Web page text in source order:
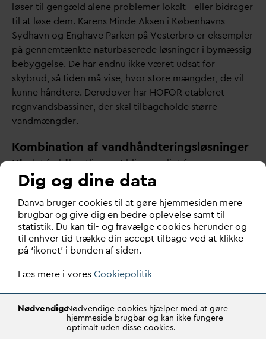
løser til gengæld alene problemer lokalt - eller bidrager
til at løse dem. Karens Minde Aksen i Københavns
Sydhavn og Enghave Parken på Vesterbro er eksempler
på gennemtænkte naturbaserede løsninger i bymæssig
bebyggelse. De har endnu ikke været udsat for
skybrud, så tiden må vise, hvor store mængder, de vil
kunne håndtere. Derudover har HOFOR etableret
regnvandsbassiner, der skal tilbageholde større
vandmængder.
Kombination af vandhåndteringsløsninger
Når det forhåbentlig snart bliver muligt for
forsyningsselskaberne at håndtere højtstående
grundvand alene eller sammen med andre løsninger, så
skal man tænke ind, at man risikerer at løse et problem
for så at skabe et andet.
Vi ser det samtidig som en vigtig opgave at gå i dialog
en oversvømmelse, eller som er nødt til at forebygge
jorden er så våd, at regnen ikke kan trænge ned.
ar der et generelt stort fokus på at lægge
dræn rundt om huse eller etageejendomme. Men hvis
Dig og dine data
Danva bruger cookies til at gøre hjemmesiden mere
brugbar og give dig en bedre oplevelse samt til
statistik. Du kan til- og fravælge cookies herunder og
til enhver tid trække din accept tilbage ved at klikke
på ‘ikonet’ i bunden af siden.
Læs mere i voresCookiepolitik
NødvendigeNødvendige cookies hjælper med at gøre
hjemmeside brugbar og kan ikke fungere
optimalt uden disse cookies.